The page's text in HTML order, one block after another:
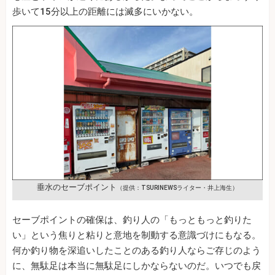
歩いて15分以上の距離には滅多にいかない。
垂水のセーブポイント （提供：TSURINEWSライター・井上海生）
セーブポイントの確保は、釣り人の「もっともっと釣りた
い」という焦りと粘りと意地を制動する意識づけにもなる。
何か釣り物を深追いしたことのある釣り人ならご存じのよう
に、無駄足は本当に無駄足にしかならないのだ。いつでも戻